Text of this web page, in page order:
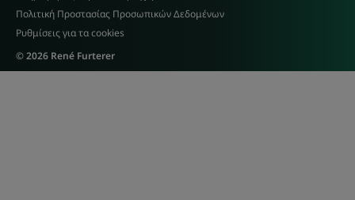
Πολιτική Προστασίας Προσωπικών Δεδομένων
Ρυθμίσεις για τα cookies
© 2026 René Furterer